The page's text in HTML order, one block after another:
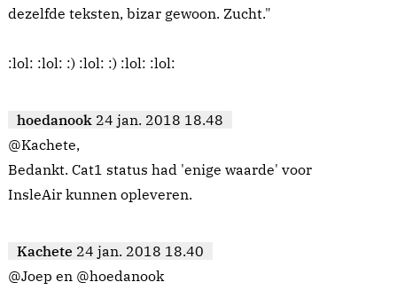
dezelfde teksten, bizar gewoon. Zucht."
:lol: :lol: :) :lol: :) :lol: :lol:
hoedanook 24 jan. 2018 18.48
@Kachete,
Bedankt. Cat1 status had 'enige waarde' voor
InsleAir kunnen opleveren.
Kachete 24 jan. 2018 18.40
@Joep en @hoedanook